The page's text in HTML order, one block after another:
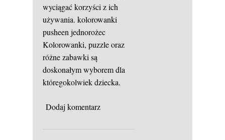
wyciągać korzyści z ich
używania. kolorowanki
pusheen jednorożec
Kolorowanki, puzzle oraz
różne zabawki są
doskonałym wyborem dla
któregokolwiek dziecka.
Dodaj komentarz